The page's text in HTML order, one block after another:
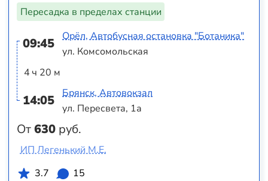
Пересадка в пределах станции
09:45
4 ч 20 м
14:05
От630 руб.
Орёл, Автобусная остановка "Ботаника"
ул. Комсомольская
Брянск, Автовокзал
ул. Пересвета, 1а
ИП Легенький М.Е.
3.7
15